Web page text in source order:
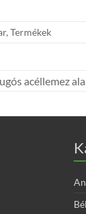
, Termékek
acéllemez